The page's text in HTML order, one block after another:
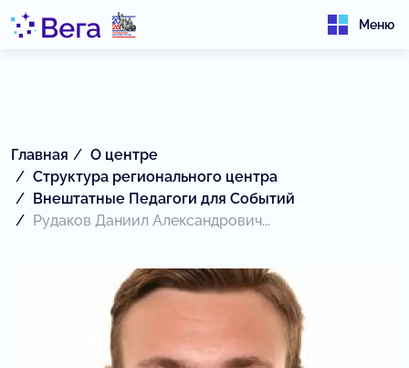
Меню
Главная
О центре
Структура регионального центра
Внештатные Педагоги для Событий
Рудаков Даниил Александрович...